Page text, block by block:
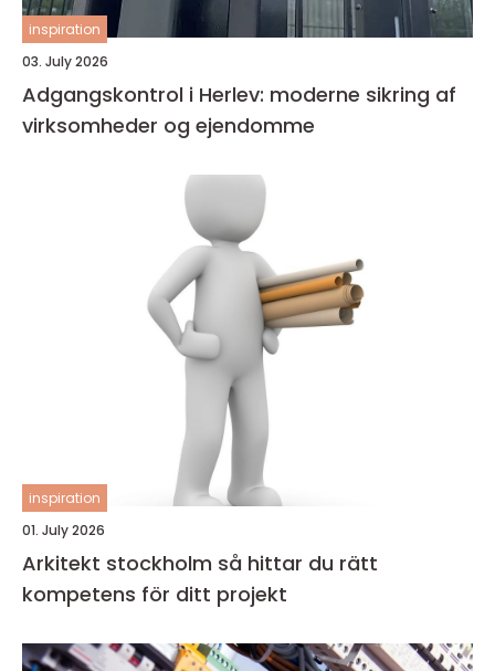
inspiration
03. July 2026
Adgangskontrol i Herlev: moderne sikring af
virksomheder og ejendomme
inspiration
01. July 2026
Arkitekt stockholm så hittar du rätt
kompetens för ditt projekt